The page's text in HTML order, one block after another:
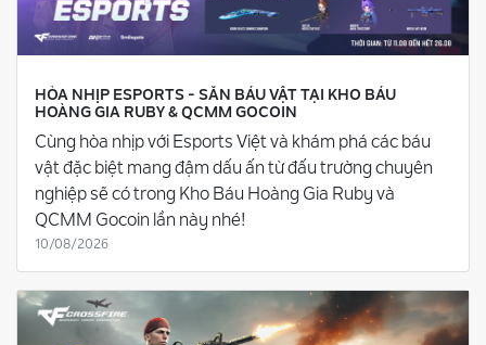
HÒA NHỊP ESPORTS - SĂN BÁU VẬT TẠI KHO BÁU
HOÀNG GIA RUBY & QCMM GOCOIN
Cùng hòa nhịp với Esports Việt và khám phá các báu
vật đặc biệt mang đậm dấu ấn từ đấu trường chuyên
nghiệp sẽ có trong Kho Báu Hoàng Gia Ruby và
QCMM Gocoin lần này nhé!
10/08/2026